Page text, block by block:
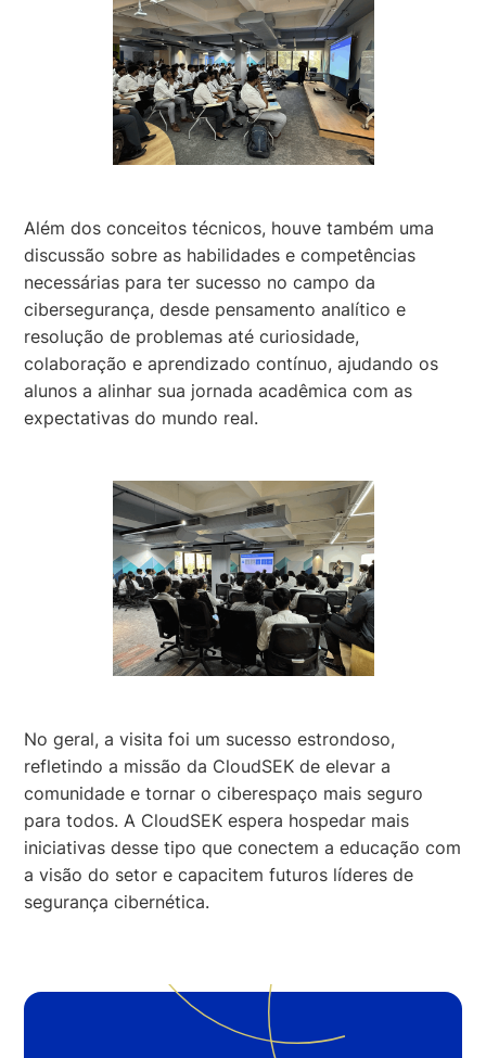
Além dos conceitos técnicos, houve também uma
discussão sobre as habilidades e competências
necessárias para ter sucesso no campo da
cibersegurança, desde pensamento analítico e
resolução de problemas até curiosidade,
colaboração e aprendizado contínuo, ajudando os
alunos a alinhar sua jornada acadêmica com as
expectativas do mundo real.
No geral, a visita foi um sucesso estrondoso,
refletindo a missão da CloudSEK de elevar a
comunidade e tornar o ciberespaço mais seguro
para todos. A CloudSEK espera hospedar mais
iniciativas desse tipo que conectem a educação com
a visão do setor e capacitem futuros líderes de
segurança cibernética.